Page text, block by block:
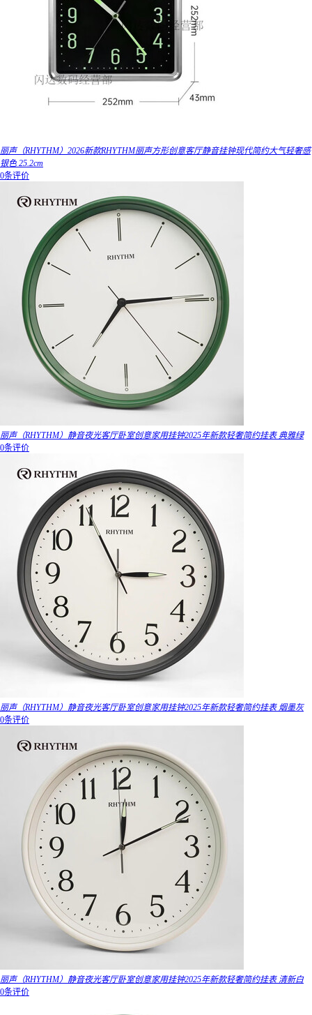
丽声（RHYTHM）2026新款RHYTHM丽声方形创意客厅静音挂钟现代简约大气轻奢感
银色 25.2cm
0条评价
丽声（RHYTHM）静音夜光客厅卧室创意家用挂钟2025年新款轻奢简约挂表 典雅绿
0条评价
丽声（RHYTHM）静音夜光客厅卧室创意家用挂钟2025年新款轻奢简约挂表 烟墨灰
0条评价
丽声（RHYTHM）静音夜光客厅卧室创意家用挂钟2025年新款轻奢简约挂表 清新白
0条评价